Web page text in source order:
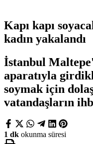
Kapı kapı
kadın yakalandı
İstanbul
aparatıyla
soymak için
vatandaşların
1 dk okunma süresi